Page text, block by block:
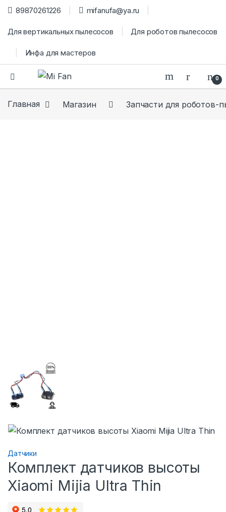
89870261226 mifanufa@ya.ru
Для вертикальных пылесосов Для роботов пылесосов
Инфа для мастеров
0
Главная Магазин Запчасти для роботов-
Датчики
Комплект датчиков высоты
Xiaomi Mijia Ultra Thin